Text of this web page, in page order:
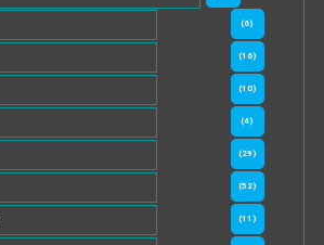
(6)
(16)
(10)
(4)
(29)
(52)
(11)